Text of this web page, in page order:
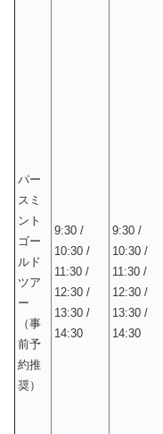
パー
スミ
ント
ゴー
ルド
ツア
ー
（事
前予
約推
奨）
9:30 /
10:30 /
11:30 /
12:30 /
13:30 /
14:30
9:30 /
10:30 /
11:30 /
12:30 /
13:30 /
14:30